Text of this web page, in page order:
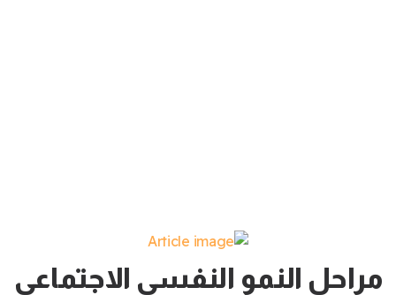
مراحل النمو النفسي الاجتماعي